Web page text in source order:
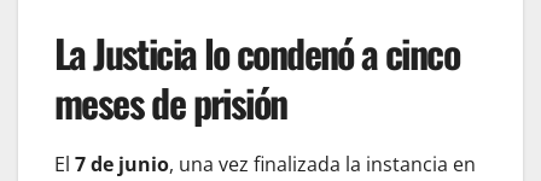
La Justicia lo condenó a cinco
meses de prisión
El 7 de junio, una vez finalizada la instancia en